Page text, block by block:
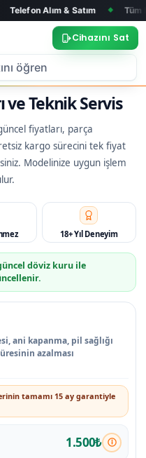
& Satım ◆ Tüm Marka ve
Cihazını Sat
ve Teknik Servis
fiyatları, parça
kargo sürecini tek fiyat
Modelinize uygun işlem
18+ Yıl Deneyim
döviz kuru ile
ani kapanma, pil sağlığı
azalması
tamamı 15 ay garantiyle
1.500₺